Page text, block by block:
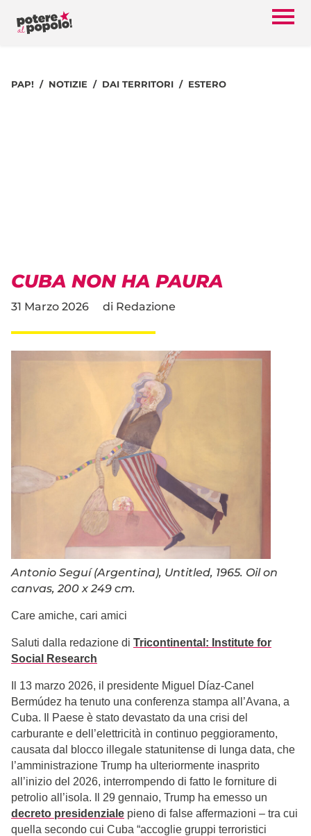
PAP! NOTIZIE DAI TERRITORI ESTERO
CUBA NON HA PAURA
31 Marzo 2026 di Redazione
Antonio Seguí (Argentina), Untitled, 1965. Oil on
canvas, 200 x 249 cm.
Care amiche, cari amici
Saluti dalla redazione di Tricontinental: Institute for
Social Research
Il 13 marzo 2026, il presidente Miguel Díaz-Canel
Bermúdez ha tenuto una conferenza stampa all’Avana, a
Cuba. Il Paese è stato devastato da una crisi del
carburante e dell’elettricità in continuo peggioramento,
causata dal blocco illegale statunitense di lunga data, che
l’amministrazione Trump ha ulteriormente inasprito
all’inizio del 2026, interrompendo di fatto le forniture di
petrolio all’isola. Il 29 gennaio, Trump ha emesso un
decreto presidenziale pieno di false affermazioni – tra cui
quella secondo cui Cuba “accoglie gruppi terroristici